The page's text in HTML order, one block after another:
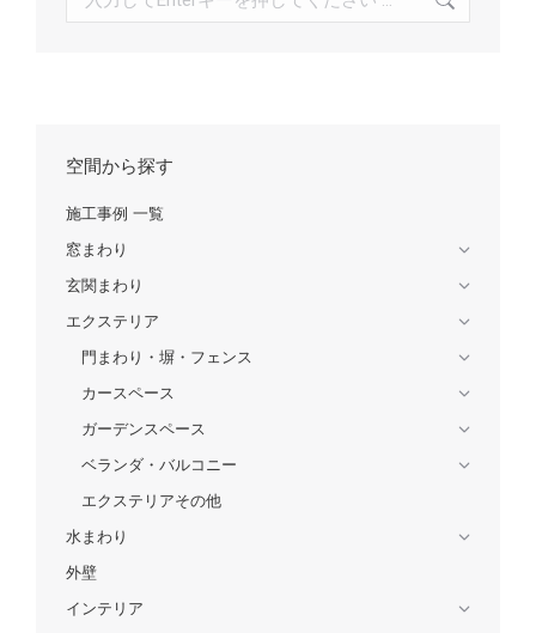
空間から探す
施工事例 一覧
窓まわり
玄関まわり
エクステリア
門まわり・塀・フェンス
カースペース
ガーデンスペース
ベランダ・バルコニー
エクステリアその他
水まわり
外壁
インテリア